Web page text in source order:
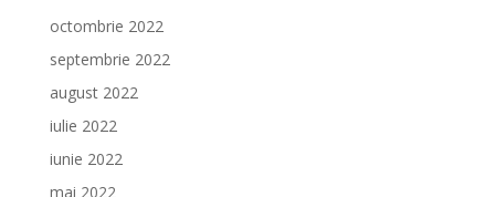
octombrie 2022
septembrie 2022
august 2022
iulie 2022
iunie 2022
mai 2022